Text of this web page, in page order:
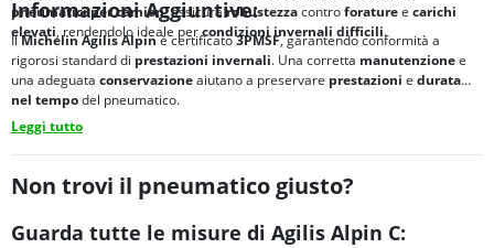
pneumatici per camion, assicurarobustezzacontroforaturee carichi
elevati, rendendolo ideale percondizioni invernali difficili.
Informazioni Aggiuntive:
IlMichelin Agilis Alpinè certificato3PMSF, garantendo conformità a
rigorosi standard di prestazioni invernali. Una corretta manutenzionee
una adeguata conservazioneaiutano a preservare prestazioni e durata
nel tempodel pneumatico.
Leggi tutto
Non trovi il pneumatico giusto?
Guarda tutte le misure di Agilis Alpin C: